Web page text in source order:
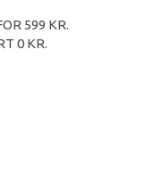
599 KR.
0 KR.